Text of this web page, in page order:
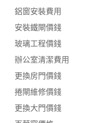
鋁窗安裝費用
安裝鐵閘價錢
玻璃工程價錢
辦公室清潔費用
更換房門價錢
捲閘維修價錢
更換大門價錢